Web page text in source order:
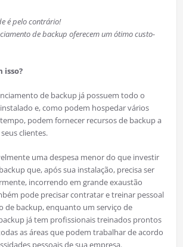
é pelo contrário!
de backup oferecem um ótimo custo-
isso?
de backup já possuem todo o
e, como podem hospedar vários
podem fornecer recursos de backup a
clientes.
uma despesa menor do que investir
que, após sua instalação, precisa ser
incorrendo em grande exaustão
pode precisar contratar e treinar pessoal
de backup, enquanto um serviço de
já tem profissionais treinados prontos
as áreas que podem trabalhar de acordo
pessoais de sua empresa.